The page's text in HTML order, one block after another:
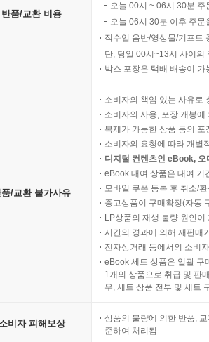
반품/교환 비용
오늘 00시 ~ 06시 30분
오늘 06시 30분 이후 주
직수입 음반/영상물/기프트
단, 당일 00시~13시 사이의
박스 포장은 택배 배송이
품/교환 불가사유
소비자의 책임 있는 사유로
소비자의 사용, 포장 개봉
복제가 가능한 상품 등의
소비자의 요청에 따라 개별
디지털 컨텐츠인 eBook,
eBook 대여 상품은 대여 기
모바일 쿠폰 등록 후 취소/
중고상품이 구매확정(자동
LP상품의 재생 불량 원인
시간의 경과에 의해 재판매
전자상거래 등에서의 소비
eBook 세트 상품은 일괄 구
1개의 상품으로 취급 및 판
우, 세트 상품 전부 및 세트
소비자 피해보상
상품의 불량에 의한 반품,
준하여 처리됨